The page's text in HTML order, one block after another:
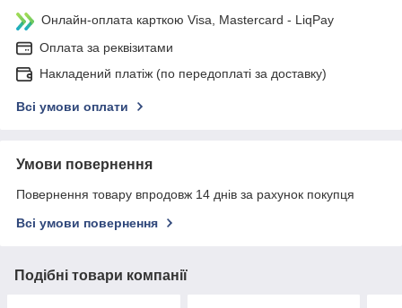
Онлайн-оплата карткою Visa, Mastercard - LiqPay
Оплата за реквізитами
Накладений платіж (по передоплаті за доставку)
Всі умови оплати
Умови повернення
Повернення товару впродовж 14 днів за рахунок покупця
Всі умови повернення
Подібні товари компанії